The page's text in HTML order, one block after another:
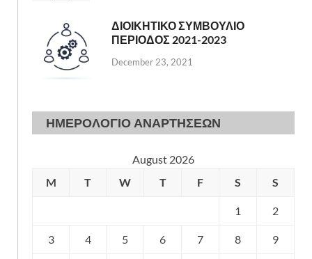
ΔΙΟΙΚΗΤΙΚΟ ΣΥΜΒΟΥΛΙΟ
ΠΕΡΙΟΔΟΣ 2021-2023
December 23, 2021
ΗΜΕΡΟΛΟΓΙΟ ΑΝΑΡΤΗΣΕΩΝ
August 2026
M
T W T F S S
1 2
3 4 5 6 7 8 9